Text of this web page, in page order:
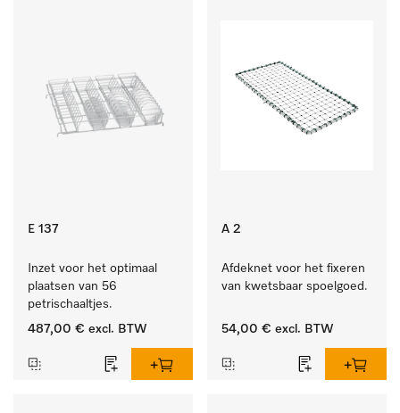
E 137
Inzet voor het optimaal
plaatsen van 56
petrischaaltjes.
487,00 € excl. BTW
A 2
Afdeknet voor het fixeren
van kwetsbaar spoelgoed.
54,00 € excl. BTW